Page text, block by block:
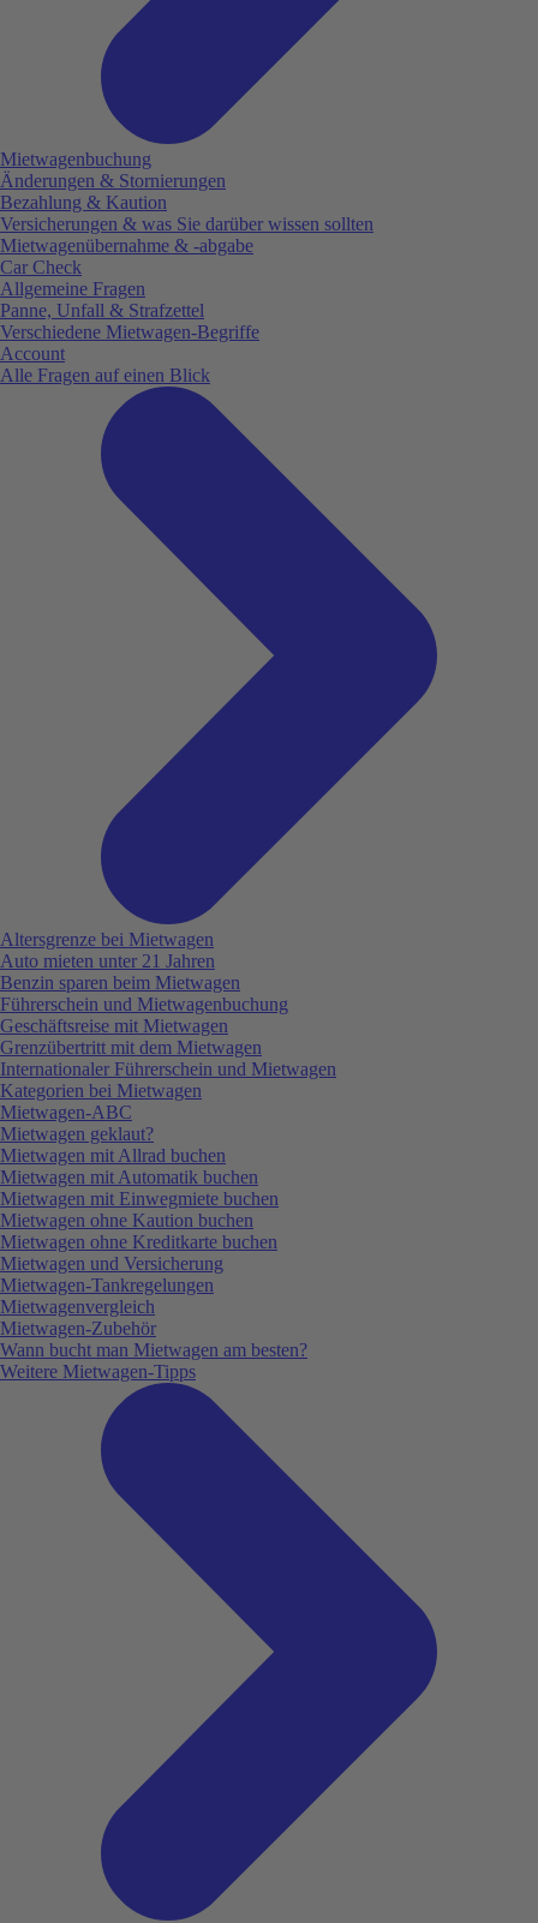
Mietwagenbuchung
Änderungen & Stornierungen
Bezahlung & Kaution
Versicherungen & was Sie darüber wissen sollten
Mietwagenübernahme & -abgabe
Car Check
Allgemeine Fragen
Panne, Unfall & Strafzettel
Verschiedene Mietwagen-Begriffe
Account
Alle Fragen auf einen Blick
Altersgrenze bei Mietwagen
Auto mieten unter 21 Jahren
Benzin sparen beim Mietwagen
Führerschein und Mietwagenbuchung
Geschäftsreise mit Mietwagen
Grenzübertritt mit dem Mietwagen
Internationaler Führerschein und Mietwagen
Kategorien bei Mietwagen
Mietwagen-ABC
Mietwagen geklaut?
Mietwagen mit Allrad buchen
Mietwagen mit Automatik buchen
Mietwagen mit Einwegmiete buchen
Mietwagen ohne Kaution buchen
Mietwagen ohne Kreditkarte buchen
Mietwagen und Versicherung
Mietwagen-Tankregelungen
Mietwagenvergleich
Mietwagen-Zubehör
Wann bucht man Mietwagen am besten?
Weitere Mietwagen-Tipps